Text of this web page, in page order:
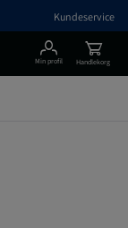
Kundeservice
Min profil Handlekorg